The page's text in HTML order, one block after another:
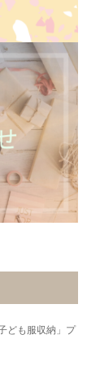
ども服収納」プ